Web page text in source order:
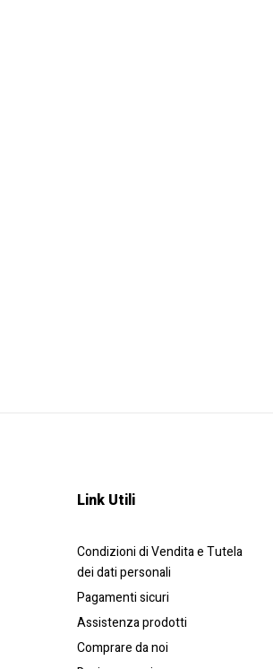
Link Utili
Condizioni di Vendita e Tutela
dei dati personali
Pagamenti sicuri
Assistenza prodotti
Comprare da noi